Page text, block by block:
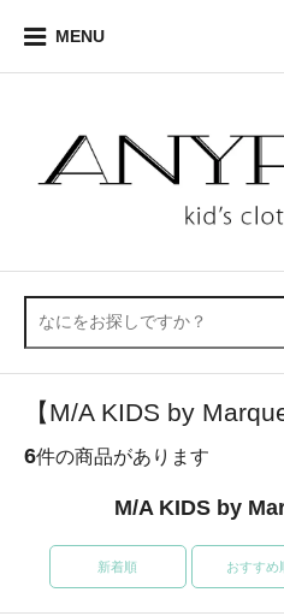
MENU
【M/A KIDS by
6件の商品があります
M/A KIDS by
新着順 おすすめ